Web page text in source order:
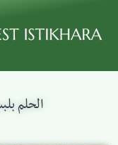
الحلم